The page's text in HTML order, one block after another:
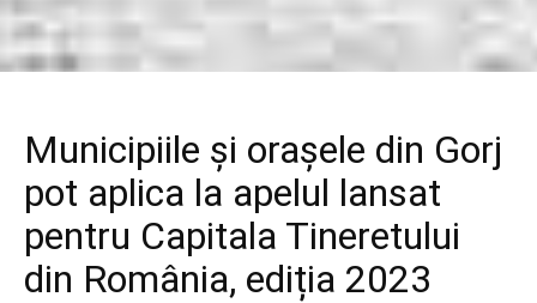
Municipiile și orașele din Gorj
pot aplica la apelul lansat
pentru Capitala Tineretului
din România, ediția 2023